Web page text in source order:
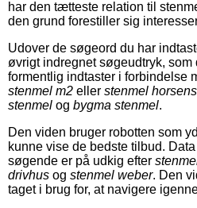
har den tætteste relation til
den grund forestiller sig
Udover de søgeord du har
øvrigt indregnet søgeudtryk, som
formentlig indtaster i forbindelse
stenmel m2 eller stenmel horsens
stenmel og bygma stenmel.
Den viden bruger robotten som
kunne vise de bedste tilbud.
søgende er på udkig efter
drivhus og stenmel weber. Den
taget i brug for, at navigere